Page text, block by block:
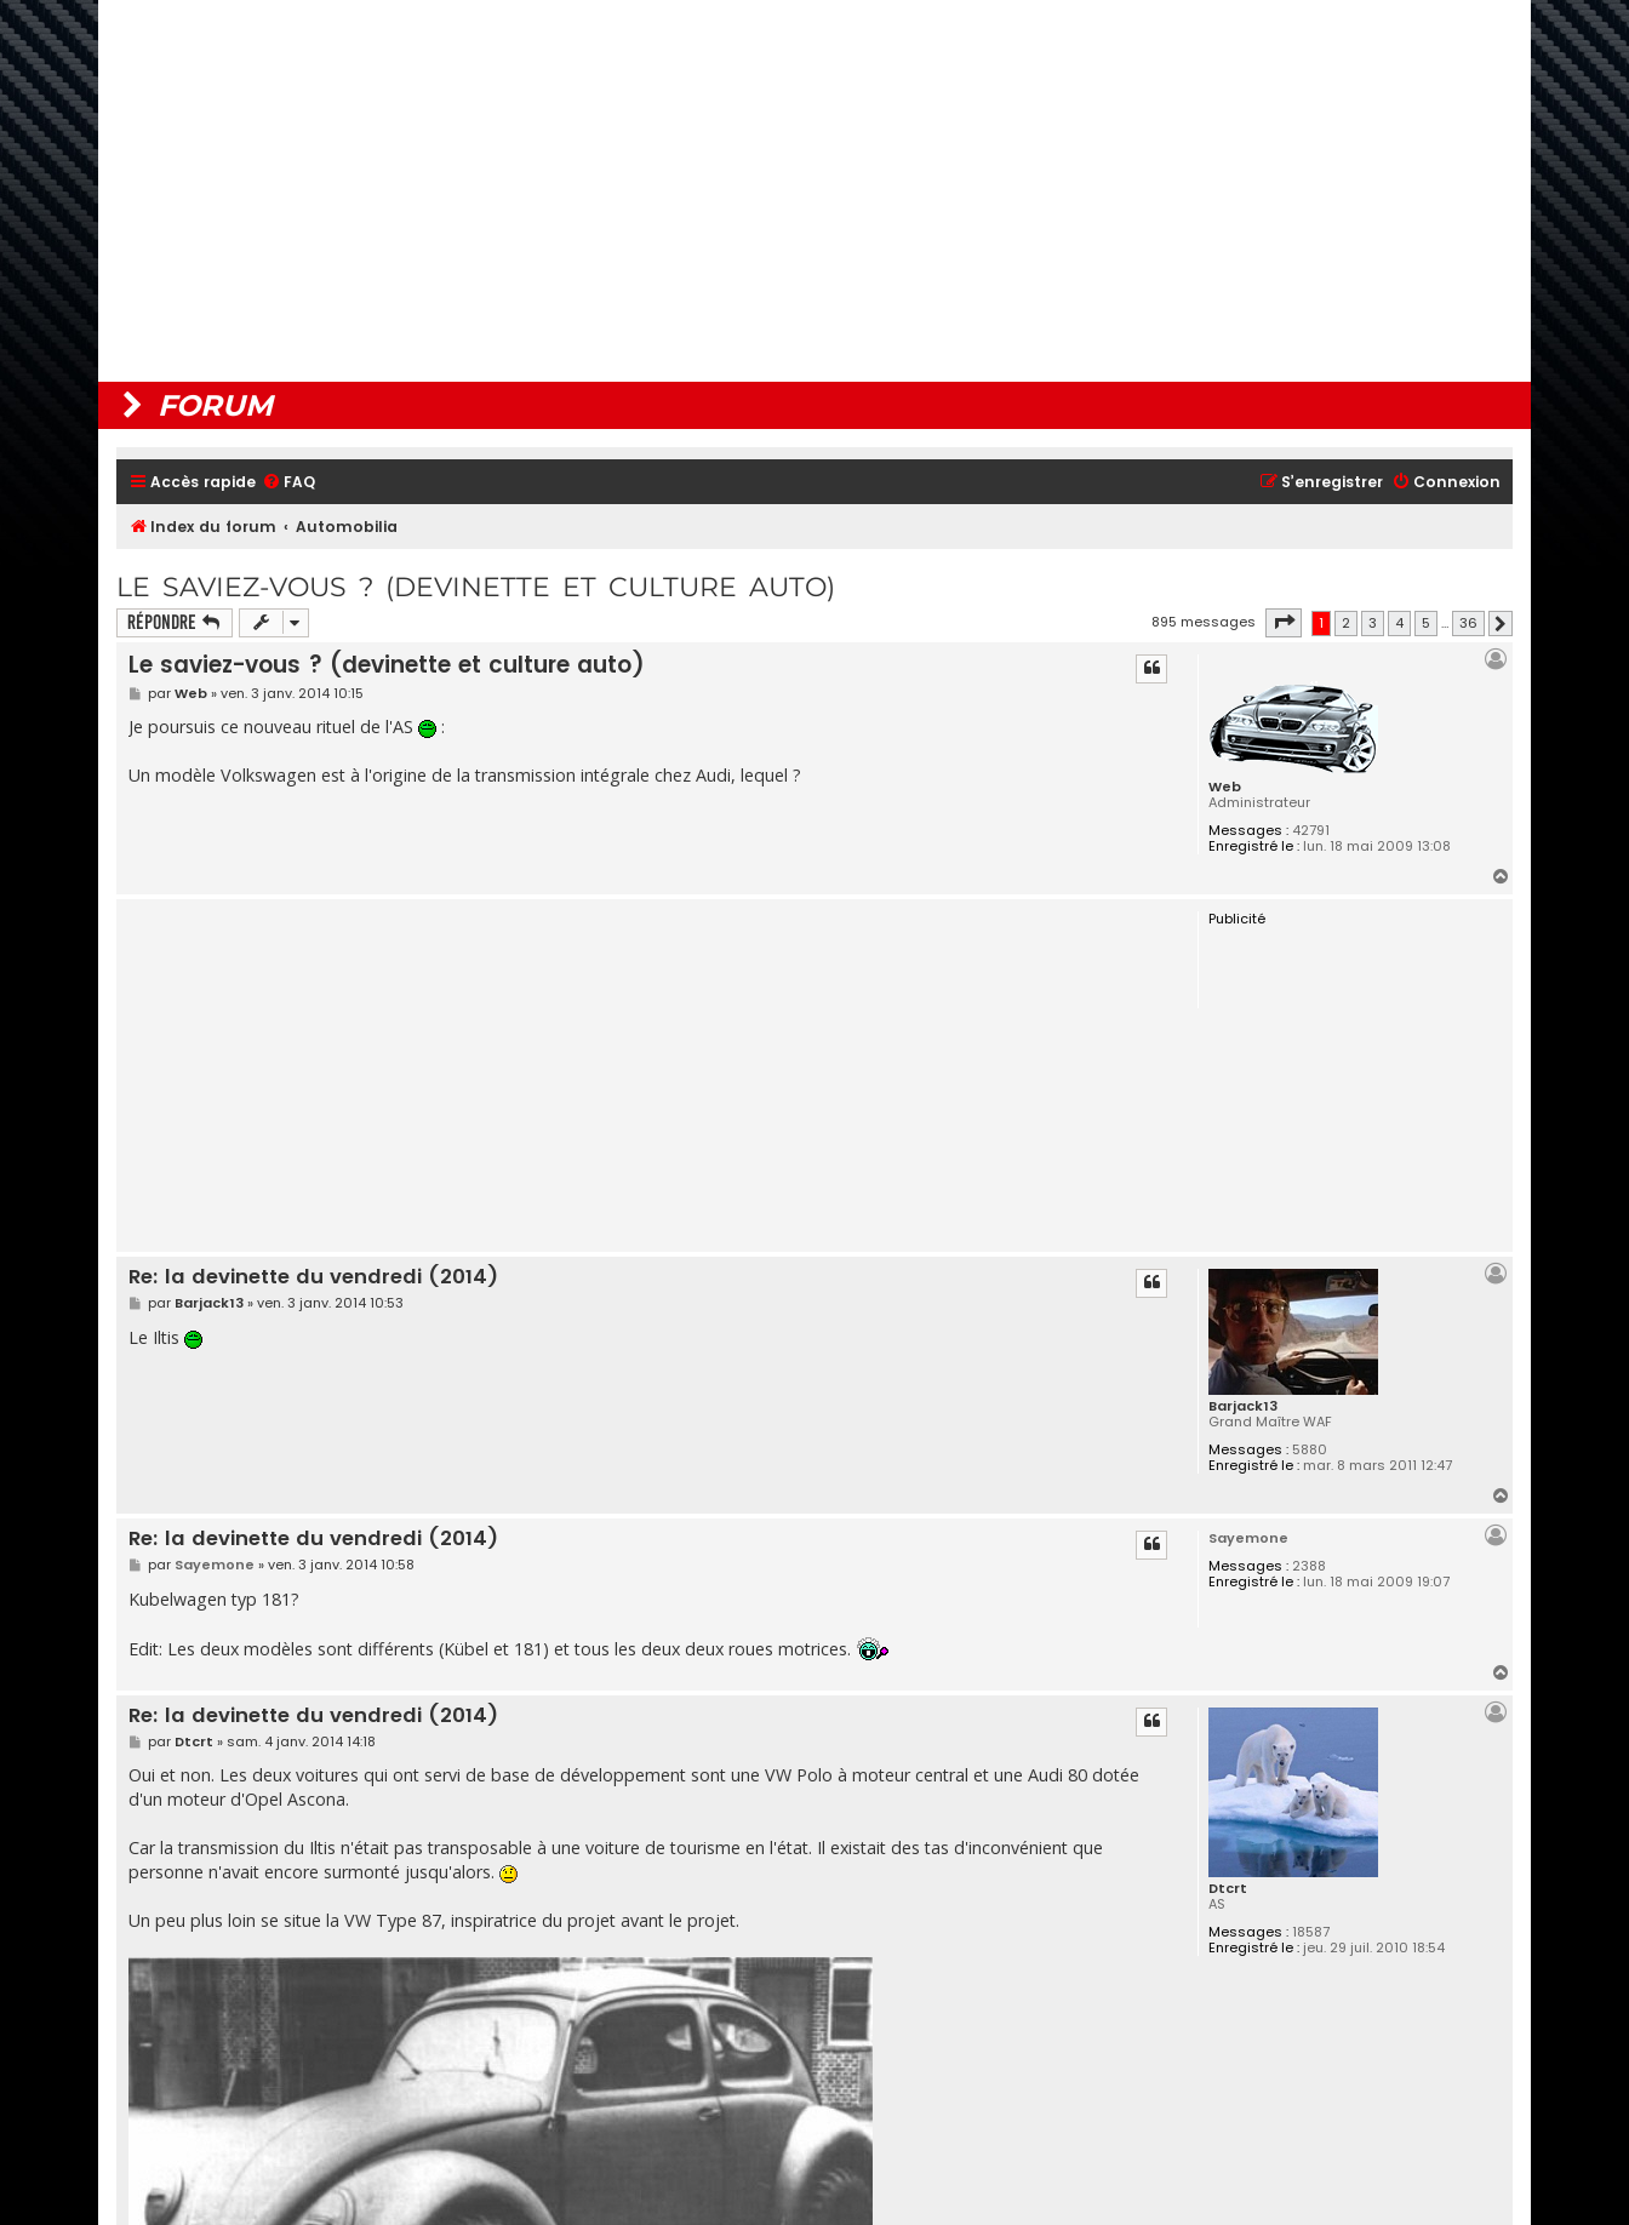
FORUM
Accès rapide FAQ Connexion
S’enregistrer
Index du forum Automobilia
LE SAVIEZ-VOUS ? (DEVINETTE ET CULTURE AUTO)
Répondre 895 messages Page sur36
1 2 3 4 5 … 36
Web
Administrateur
Messages :42791
Enregistré le :lun. 18 mai 2009 13:08
Le saviez-vous ? (devinette et culture auto)
M
e
s
s
g
e
parWeb»ven. 3 janv. 2014 10:15
Je poursuis ce nouveau rituel de l'AS :
Un modèle Volkswagen est à l'origine de la transmission intégrale chez Audi, lequel ?
Publicité
Barjack13
Grand Maître WAF
Messages :5880
Enregistré le :mar. 8 mars 2011 12:47
Re: la devinette du vendredi (2014)
M
e
s
s
par Barjack13»ven. 3 janv. 2014 10:53
Le Iltis
Sayemone
Messages :2388
Enregistré le :lun. 18 mai 2009 19:07
Re: la devinette du vendredi (2014)
M
e
s
s
g
e
par Sayemone »ven. 3 janv. 2014 10:58
Kubelwagen typ 181?
Edit: Les deux modèles sont différents (Kübel et 181) et tous les deux deux roues motrices.
Dtcrt
AS
Messages :18587
Enregistré le :jeu. 29 juil. 2010 18:54
Re: la devinette du vendredi (2014)
M
e
s
s
a
par Dtcrt » sam. 4 janv. 2014 14:18
Oui et non. Les deux voitures qui ont servi de base de développement sont une VW Polo à moteur central et une Audi 80 dotée
d'un moteur d'Opel Ascona.
Car la transmission du Iltis n'était pas transposable à une voiture de tourisme en l'état. Il existait des tas d'inconvénient que
personne n'avait encore surmonté jusqu'alors.
Un peu plus loin se situe la VW Type 87, inspiratrice du projet avant le projet.